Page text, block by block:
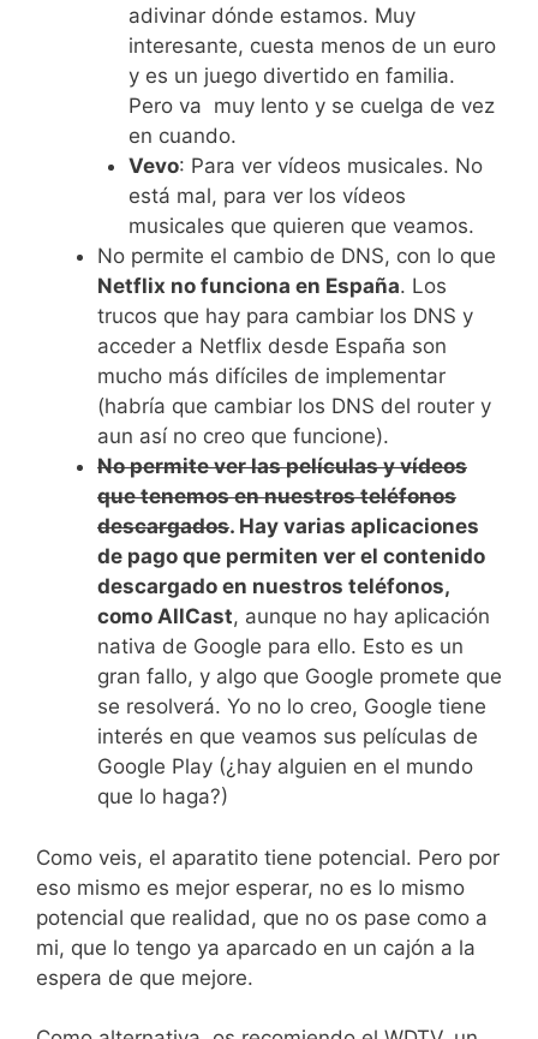
adivinar dónde estamos. Muy
interesante, cuesta menos de un euro
y es un juego divertido en familia.
Pero va muy lento y se cuelga de vez
en cuando.
Vevo: Para ver vídeos musicales. No
está mal, para ver los vídeos
musicales que quieren que veamos.
No permite el cambio de DNS, con lo que
Netflix no funciona en España. Los
trucos que hay para cambiar los DNS y
acceder a Netflix desde España son
mucho más difíciles de implementar
(habría que cambiar los DNS del router y
aun así no creo que funcione).
No permite ver las películas y vídeos
que tenemos en nuestros teléfonos
descargados. Hay varias aplicaciones
de pago que permiten ver el contenido
descargado en nuestros teléfonos,
como AllCast, aunque no hay aplicación
nativa de Google para ello. Esto es un
gran fallo, y algo que Google promete que
se resolverá. Yo no lo creo, Google tiene
interés en que veamos sus películas de
Google Play (¿hay alguien en el mundo
que lo haga?)
Como veis, el aparatito tiene potencial. Pero por
eso mismo es mejor esperar, no es lo mismo
potencial que realidad, que no os pase como a
mi, que lo tengo ya aparcado en un cajón a la
espera de que mejore.